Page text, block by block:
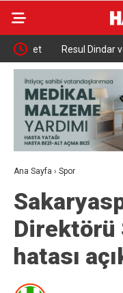
Resul Dindar ve
vatandaşa
Ana Sayfa › Spor
Direktörü
hatası